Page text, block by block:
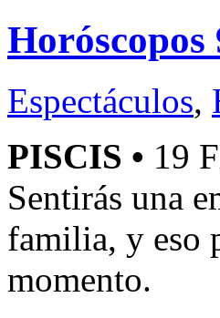
Horóscopos
Espectáculos,
PISCIS • 19
Sentirás una
familia, y eso
momento.